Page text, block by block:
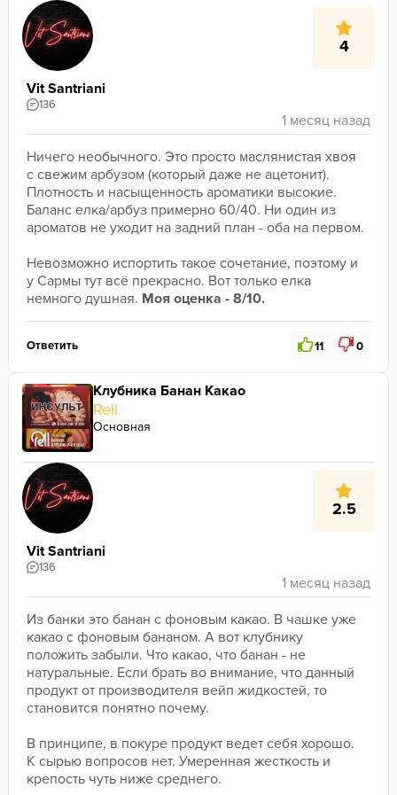
4
Vit Santriani
136
Ничего необычного. Это просто маслянистая хвоя
с свежим арбузом (который даже не ацетонит).
Плотность и насыщенность ароматики высокие.
Баланс елка/арбуз примерно 60/40. Ни один из
ароматов не уходит на задний план - оба на первом.
Невозможно испортить такое сочетание, поэтому и
у Сармы тут всё прекрасно. Вот только елка
немного душная. Моя оценка - 8/10.
Ответить 11 0
Клубника Банан Какао
Rell
Основная
2.5
Vit Santriani
136
Из банки это банан с фоновым какао. В чашке уже
какао с фоновым бананом. А вот клубнику
положить забыли. Что какао, что банан - не
натуральные. Если брать во внимание, что данный
продукт от производителя вейп жидкостей, то
становится понятно почему.
В принципе, в покуре продукт ведет себя хорошо.
К сырью вопросов нет. Умеренная жесткость и
крепость чуть ниже среднего.